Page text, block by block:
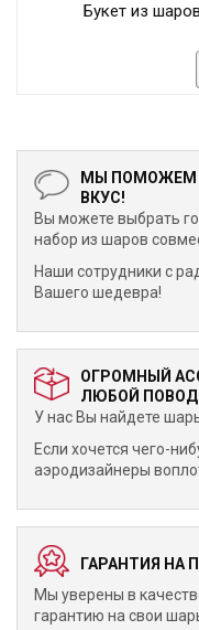
Букет из
МЫ ПОМОЖЕМ
ВКУС!
Вы можете выбрать
набор из шаров
Наши сотрудники с
Вашего шедевра!
ОГРОМНЫЙ
ЛЮБОЙ
У нас Вы найдете
Если хочется чего-
аэродизайнеры
ГАРАНТИЯ НА
Мы уверены в
гарантию на свои